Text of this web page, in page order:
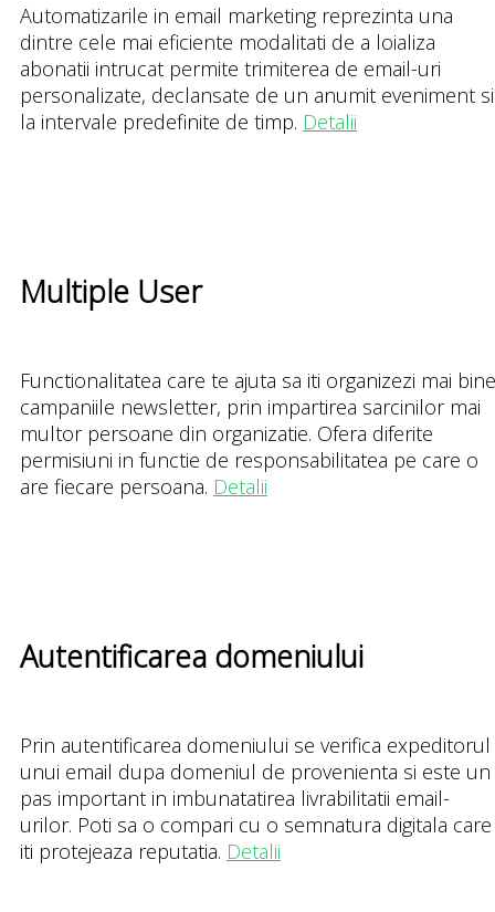
Automatizarile in email marketing reprezinta una
dintre cele mai eficiente modalitati de a loializa
abonatii intrucat permite trimiterea de email-uri
personalizate, declansate de un anumit eveniment si
la intervale predefinite de timp. Detalii
Multiple User
Functionalitatea care te ajuta sa iti organizezi mai bine
campaniile newsletter, prin impartirea sarcinilor mai
multor persoane din organizatie. Ofera diferite
permisiuni in functie de responsabilitatea pe care o
are fiecare persoana. Detalii
Autentificarea domeniului
Prin autentificarea domeniului se verifica expeditorul
unui email dupa domeniul de provenienta si este un
pas important in imbunatatirea livrabilitatii email-
urilor. Poti sa o compari cu o semnatura digitala care
iti protejeaza reputatia. Detalii